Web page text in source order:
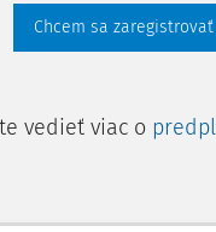
Chcem sa zaregistrovať
vedieť viac o